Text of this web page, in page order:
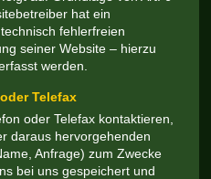
hat ein
fehlerfreien
seiner Website – hierzu
werden.
Telefax
oder Telefax kontaktieren,
daraus hervorgehenden
Anfrage) zum Zwecke
bei uns gespeichert und